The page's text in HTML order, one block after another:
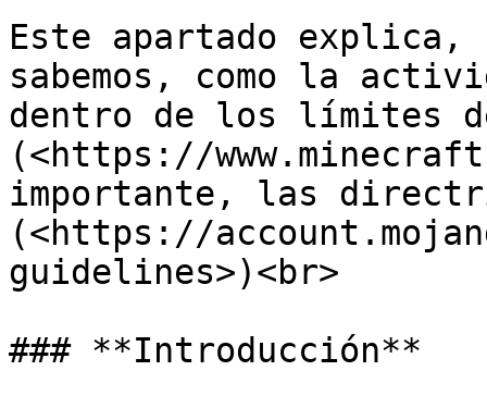
Este apartado explica,
sabemos, como la
dentro de los límites
(<https://
importante, las
(<https://
guidelines>)<br>
### **Introducción**